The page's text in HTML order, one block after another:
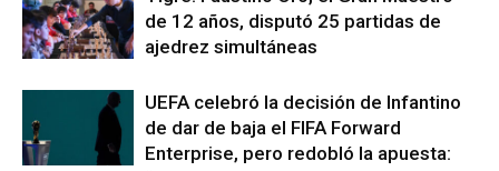
de 12 años, disputó 25 partidas de
ajedrez simultáneas
UEFA celebró la decisión de Infantino
de dar de baja el FIFA Forward
Enterprise, pero redobló la apuesta: